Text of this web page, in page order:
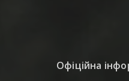
Офіційна